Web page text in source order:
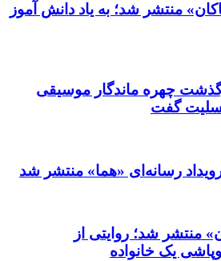
منتشر شد؛ به یاد دانش آموز
چهره ماندگار موسیقی
تسلیت گفت
رسانه‌ای «هما» منتشر شد
منتشر شد؛ روایتی از
یک خانواده